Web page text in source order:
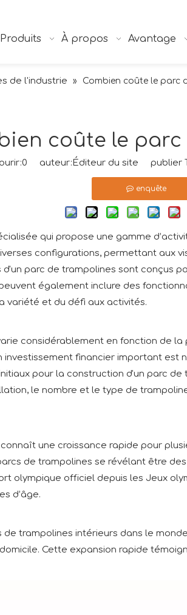
Produits À propos Avantage
de l'industrie » Combien coûte le parc
coûte le
0 auteur:Éditeur du site publier
enquête
qui propose une gamme
configurations, permettant aux
parc de trampolines sont conçus
également inclure des
variété et du défi aux activités.
considérablement en fonction de
financier important
pour la construction d'un parc de
le nombre et le type de
une croissance rapide pour
de trampolines se révélant être
olympique officiel depuis les Jeux
d’âge.
de trampolines intérieurs dans le
Cette expansion rapide